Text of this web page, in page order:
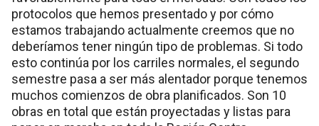
protocolos que hemos presentado y por cómo
estamos trabajando actualmente creemos que no
deberíamos tener ningún tipo de problemas. Si todo
esto continúa por los carriles normales, el segundo
semestre pasa a ser más alentador porque tenemos
muchos comienzos de obra planificados. Son 10
obras en total que están proyectadas y listas para